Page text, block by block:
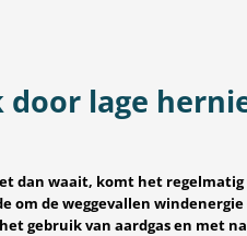
lage
waait, komt het
de weggevallen
gebruik van aardgas en met